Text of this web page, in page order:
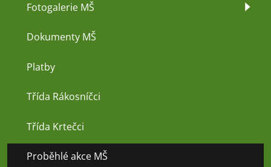
Fotogalerie MŠ
Dokumenty MŠ
Platby
Třída Rákosníčci
Třída Krtečci
Proběhlé akce MŠ